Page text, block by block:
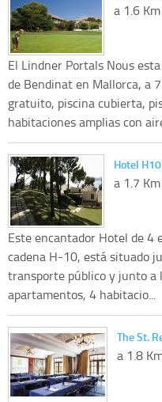
a 1.6 Km
El Lindner Portals Nous
de Bendinat en Mallorca, a
gratuito, piscina cubierta,
habitaciones amplias con
Hotel
a 1.7 Km
Este encantador Hotel de 4
cadena H-10, está situado
transporte público y junto a
apartamentos, 4 habitacio...
The St.
a 1.8